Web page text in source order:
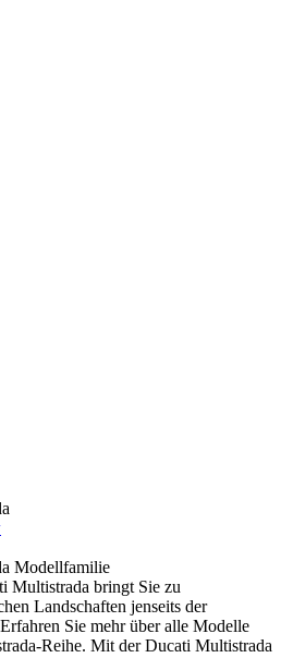
Modellfamilie
Multistrada bringt Sie zu
Landschaften jenseits der
Sie mehr über alle Modelle
Reihe. Mit der Ducati Multistrada